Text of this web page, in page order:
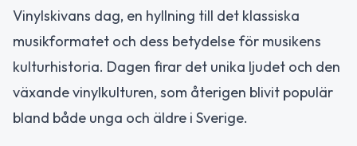
Vinylskivans dag, en hyllning till det klassiska
musikformatet och dess betydelse för musikens
kulturhistoria. Dagen firar det unika ljudet och den
växande vinylkulturen, som återigen blivit populär
bland både unga och äldre i Sverige.